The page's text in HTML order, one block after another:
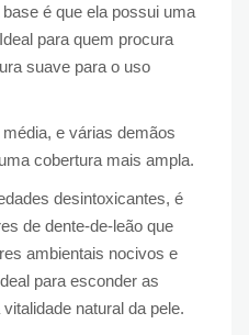
é que ela possui uma
para quem procura
suave para o uso
e várias demãos
cobertura mais ampla.
desintoxicantes, é
de dente-de-leão que
ambientais nocivos e
para esconder as
natural da pele.